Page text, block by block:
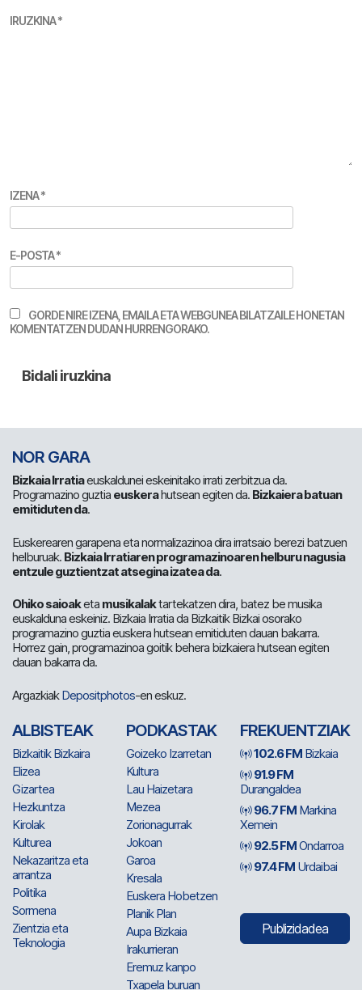
IRUZKINA*
IZENA*
E-POSTA*
GORDE NIRE IZENA, EMAILA ETA WEBGUNEA BILATZAILE HONETAN
KOMENTATZEN DUDAN HURRENGORAKO.
NOR GARA
Bizkaia Irratiaeuskaldunei eskeinitako irrati zerbitzua da.
Programazino guztia euskerahutsean egiten da. Bizkaiera batuan
emitiduten da.
Euskerearen garapena eta normalizazinoa dira irratsaio berezi batzuen
helburuak. Bizkaia Irratiaren programazinoaren helburu nagusia
entzule guztientzat atsegina izatea da.
Ohiko saioaketa musikalaktartekatzen dira, batez be musika
euskalduna eskeiniz. Bizkaia Irratia da Bizkaitik Bizkai osorako
programazino guztia euskera hutsean emitiduten dauan bakarra.
Horrez gain, programazinoa goitik behera bizkaiera hutsean egiten
dauan bakarra da.
ArgazkiakDepositphotos-en eskuz.
ALBISTEAK
Bizkaitik Bizkaira
Elizea
Gizartea
Hezkuntza
Kirolak
Kulturea
Nekazaritza eta
arrantza
Politika
Sormena
Zientzia eta
Teknologia
PODKASTAK
Goizeko Izarretan
Kultura
Lau Haizetara
Mezea
Zorionagurrak
Jokoan
Garoa
Kresala
Euskera Hobetzen
Planik Plan
Aupa Bizkaia
Irakurrieran
Eremuz kanpo
Txapela buruan
FREKUENTZIAK
102.6 FM Bizkaia
91.9 FM
Durangaldea
96.7 FM Markina
Xemein
92.5 FMOndarroa
97.4 FM Urdaibai
Publizidadea